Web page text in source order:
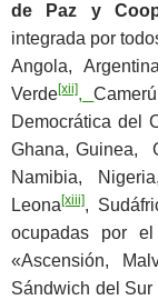
de Paz y
integrada por
Angola,
Verde[xii],
Democrática del
Ghana, Guinea,
Namibia,
Leona [xiii],
ocupadas por
«Ascensión,
Sándwich del